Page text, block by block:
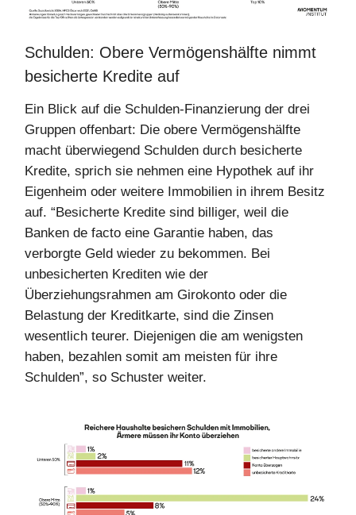
Schulden: Obere Vermögenshälfte nimmt
besicherte Kredite auf
Ein Blick auf die Schulden-Finanzierung der drei
Gruppen offenbart: Die obere Vermögenshälfte
macht überwiegend Schulden durch besicherte
Kredite, sprich sie nehmen eine Hypothek auf ihr
Eigenheim oder weitere Immobilien in ihrem Besitz
auf. “Besicherte Kredite sind billiger, weil die
Banken de facto eine Garantie haben, das
verborgte Geld wieder zu bekommen. Bei
unbesicherten Krediten wie der
Überziehungsrahmen am Girokonto oder die
Belastung der Kreditkarte, sind die Zinsen
wesentlich teurer. Diejenigen die am wenigsten
haben, bezahlen somit am meisten für ihre
Schulden”, so Schuster weiter.